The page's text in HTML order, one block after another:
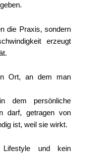
die Praxis, sondern
erzeugt
Ort, an dem man
dem persönliche
darf, getragen von
ist, weil sie wirkt.
und kein